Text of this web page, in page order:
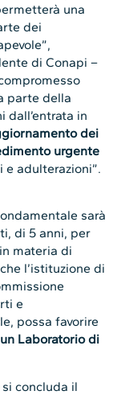
una
dei
di Conapi –
parte della
dall’entrata in
dei
urgente
adulterazioni”.
sarà
di 5 anni, per
materia di
l’istituzione di
e
possa favorire
Laboratorio di
concluda il